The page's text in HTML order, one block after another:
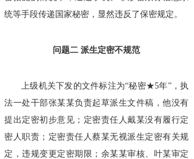
统等手段传递国家秘密，显然违反了保密规定。
问题二 派生定密不规范
上级机关下发的文件标注为“秘密★5年”，执
法一处干部张某某负责起草派生文件稿，他没有
提出定密初步意见；定密责任人戴某没有履行定
密人职责；定密责任人蔡某无视派生定密有关规
定，违规变更定密期限；余某某审核、叶某审定